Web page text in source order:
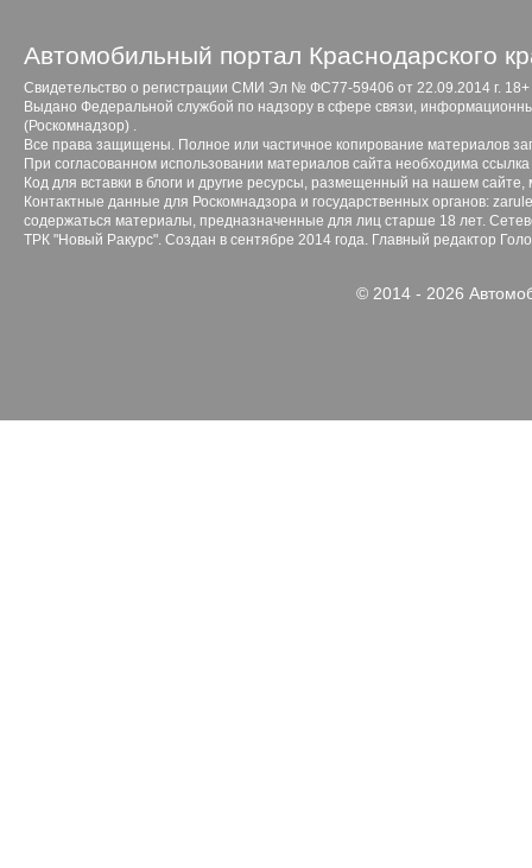
Автомобильный портал Краснодарского
Свидетельство о регистрации СМИ Эл № ФС77-59406 от 22.09.2014 г. 18+
Выдано Федеральной службой по надзору в сфере связи,
(Роскомнадзор) .
Все права защищены. Полное или частичное копирование материалов
При согласованном использовании материалов сайта необходима ссылка
Код для вставки в блоги и другие ресурсы, размещенный на нашем сайте,
Контактные данные для Роскомнадзора и государственных органов:
содержаться материалы, предназначенные для лиц старше 18 лет.
ТРК "Новый Ракурс". Создан в сентябре 2014 года. Главный редактор
© 2014 - 2026